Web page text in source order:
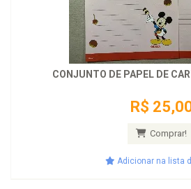
CONJUNTO DE PAPEL DE
R$
Comprar!
Adicionar na lista